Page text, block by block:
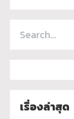
เรื่องล่าสุด